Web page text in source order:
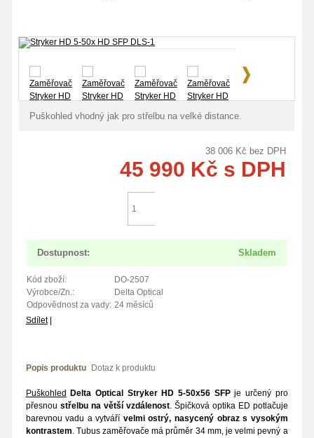
Doprava zdarma
Puškohled vhodný jak pro střelbu na velké distance.
38 006 Kč bez DPH
45 990 Kč s DPH
Dostupnost: Skladem
Kód zboží:
DO-2507
Výrobce/Zn.:
Delta Optical
Odpovědnost za vady: 24 měsíců
Sdílet
Popis produktu Dotaz k produktu
Puškohled Delta Optical Stryker HD 5-50x56 SFPje určený pro
přesnou střelbu na větší vzdálenost. Špičková optika ED potlačuje
barevnou vadu a vytváří velmi ostrý, nasycený obraz s vysokým
kontrastem. Tubus zaměřovače má průměr 34 mm, je velmi pevný a